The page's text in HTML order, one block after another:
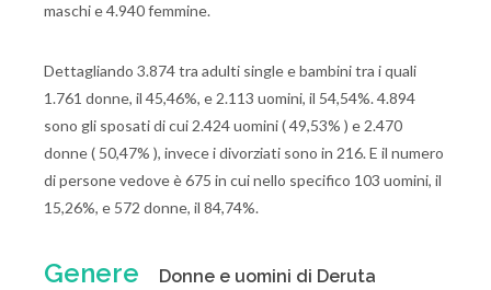
maschi e 4.940 femmine.
Dettagliando 3.874 tra adulti single e bambini tra i quali
1.761 donne, il 45,46%, e 2.113 uomini, il 54,54%. 4.894
sono gli sposati di cui 2.424 uomini ( 49,53% ) e 2.470
donne ( 50,47% ), invece i divorziati sono in 216. E il numero
di persone vedove è 675 in cui nello specifico 103 uomini, il
15,26%, e 572 donne, il 84,74%.
Genere Donne e uomini di Deruta